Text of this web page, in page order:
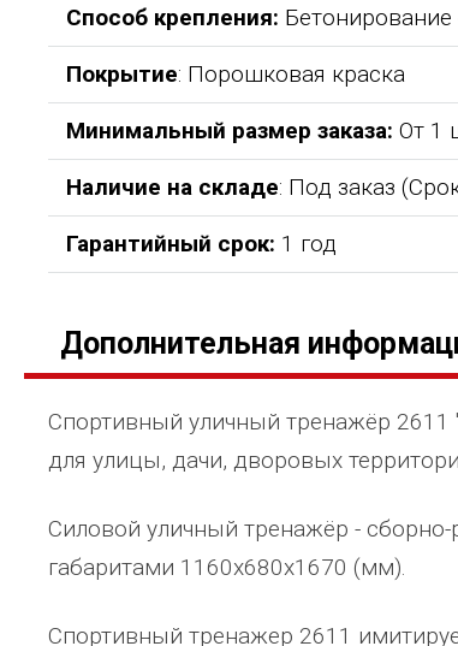
Способ крепления: Бетонирование
Покрытие: Порошковая краска
Минимальный размер заказа: От 1
Наличие на складе: Под заказ
Гарантийный срок: 1 год
Дополнительная
Спортивный уличный тренажёр 2611
для улицы, дачи, дворовых
Силовой уличный тренажёр - сборно-
габаритами 1160х680х1670 (мм).
Спортивный тренажер 2611